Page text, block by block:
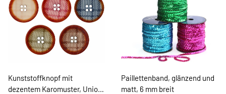
Kunststoffknopf mit
dezentem Karomuster, Union
Paillettenband, glänzend und
matt, 6 mm breit